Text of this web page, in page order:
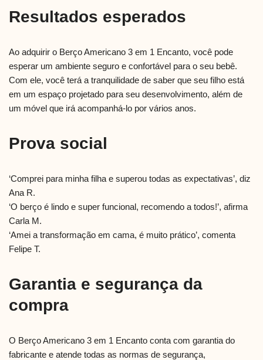
Resultados esperados
Ao adquirir o Berço Americano 3 em 1 Encanto, você pode
esperar um ambiente seguro e confortável para o seu bebê.
Com ele, você terá a tranquilidade de saber que seu filho está
em um espaço projetado para seu desenvolvimento, além de
um móvel que irá acompanhá-lo por vários anos.
Prova social
‘Comprei para minha filha e superou todas as expectativas’, diz
Ana R.
‘O berço é lindo e super funcional, recomendo a todos!’, afirma
Carla M.
‘Amei a transformação em cama, é muito prático’, comenta
Felipe T.
Garantia e segurança da
compra
O Berço Americano 3 em 1 Encanto conta com garantia do
fabricante e atende todas as normas de segurança,